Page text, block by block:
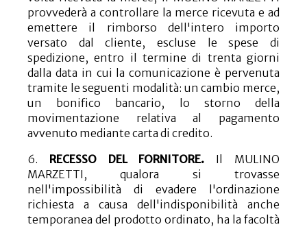
provvederà a controllare la merce ricevuta e ad
emettere il rimborso dell'intero importo
versato dal cliente, escluse le spese di
spedizione, entro il termine di trenta giorni
dalla data in cui la comunicazione è pervenuta
tramite le seguenti modalità: un cambio merce,
un bonifico bancario, lo storno della
movimentazione relativa al pagamento
avvenuto mediante carta di credito.
6. RECESSO DEL FORNITORE. Il MULINO
MARZETTI, qualora si trovasse
nell'impossibilità di evadere l'ordinazione
richiesta a causa dell'indisponibilità anche
temporanea del prodotto ordinato, ha la facoltà